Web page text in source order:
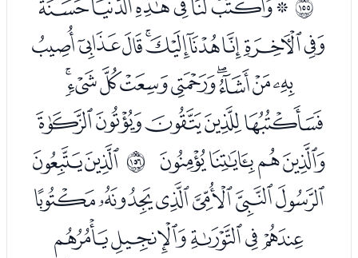
ﭘﭙﭚﭛﭜﭝﭞﭟﭠ
ﭡﭢﭣﭤﭥﭦﭧﭨﭩ
ﭪﭫﭬﭭﭮ
ﭯﭰﭱﭲ ﲛﭴﭵ
ﭶﭷﭸﭹﭺﭻ
ﭼﭽﭾﭿﮀ